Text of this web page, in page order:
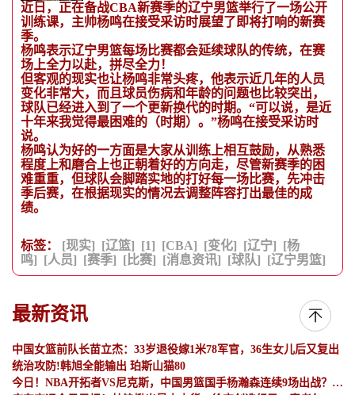
近日，正在备战CBA新赛季的辽宁男篮举行了一场公开
训练课，主帅杨鸣在接受采访时展望了即将打响的新赛
季。
杨鸣表示辽宁男篮每场比赛都会延续球队的传统，在赛
场上全力以赴，拼尽全力！
但客观的现实也让杨鸣非常头疼，他表示近几年的人员
变化非常大，而且球员伤病和年龄的问题也比较突出，
球队已经进入到了一个更新换代的时期。“可以说，是近
十年来我觉得最困难的（时期）。”杨鸣在接受采访时
说。
杨鸣认为好的一方面是大家从训练上相互鼓励，从熟悉
程度上和磨合上也正朝着好的方向走，尽管新赛季的困
难重重，但球队会脚踏实地的打好每一场比赛，先冲击
季后赛，在根据现实的情况去调整阵容打出最佳的成
绩。
标签： [现实] [辽篮] [1] [CBA] [变化] [辽宁] [杨
鸣] [人员] [赛季] [比赛] [消息资讯] [球队] [辽宁男篮]
最新资讯
中国女篮前队长苗立杰：33岁退役嫁1米78军官，36生女儿后又复出
统治攻防!韩旭全能输出 珀斯山猫80
今日！NBA开拓者VS尼克斯，中国男篮国手杨瀚森连续9场出战？CCTV5不转，2大平台直播